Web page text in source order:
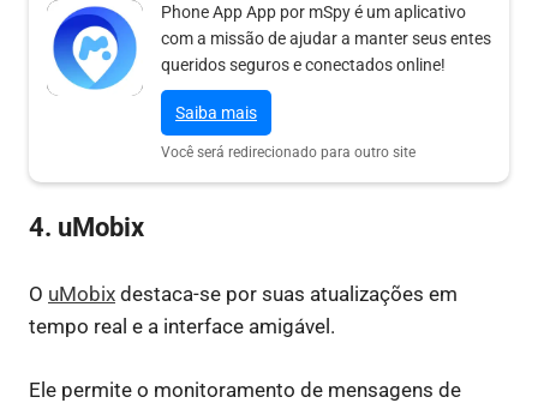
Phone App App por mSpy é um aplicativo
com a missão de ajudar a manter seus entes
queridos seguros e conectados online!
Saiba mais
Você será redirecionado para outro site
4. uMobix
O uMobix destaca-se por suas atualizações em
tempo real e a interface amigável.
Ele permite o monitoramento de mensagens de